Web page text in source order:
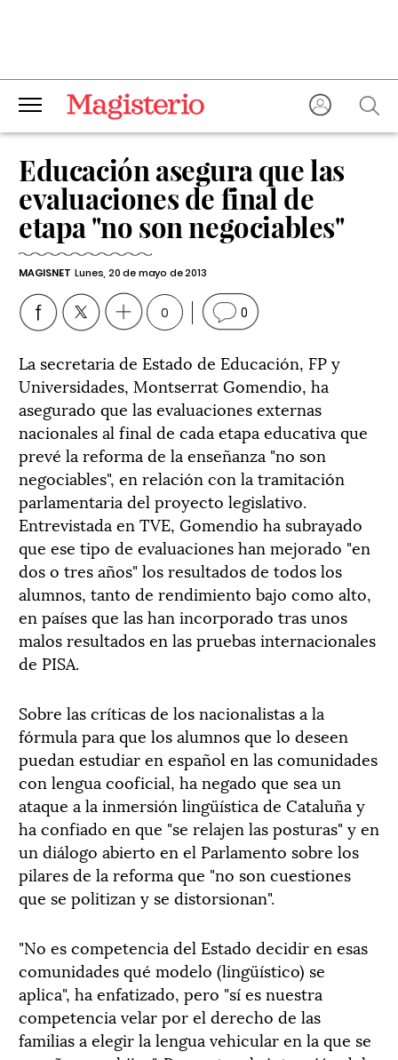
Educación asegura que las
evaluaciones de final de
etapa "no son negociables"
MAGISNET Lunes, 20 de mayo de 2013
0 0
La secretaria de Estado de Educación, FP y
Universidades, Montserrat Gomendio, ha
asegurado que las evaluaciones externas
nacionales al final de cada etapa educativa que
prevé la reforma de la enseñanza "no son
negociables", en relación con la tramitación
parlamentaria del proyecto legislativo.
Entrevistada en TVE, Gomendio ha subrayado
que ese tipo de evaluaciones han mejorado "en
dos o tres años" los resultados de todos los
alumnos, tanto de rendimiento bajo como alto,
en países que las han incorporado tras unos
malos resultados en las pruebas internacionales
de PISA.
Sobre las críticas de los nacionalistas a la
fórmula para que los alumnos que lo deseen
puedan estudiar en español en las comunidades
con lengua cooficial, ha negado que sea un
ataque a la inmersión lingüística de Cataluña y
ha confiado en que "se relajen las posturas" y en
un diálogo abierto en el Parlamento sobre los
pilares de la reforma que "no son cuestiones
que se politizan y se distorsionan".
"No es competencia del Estado decidir en esas
comunidades qué modelo (lingüístico) se
aplica", ha enfatizado, pero "sí es nuestra
competencia velar por el derecho de las
familias a elegir la lengua vehicular en la que se